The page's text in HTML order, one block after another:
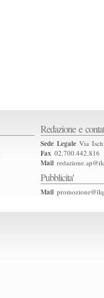
Redazione e
Sede Legale Via
Fax 02.700.442.816
Mail
Pubblicita'
Mail